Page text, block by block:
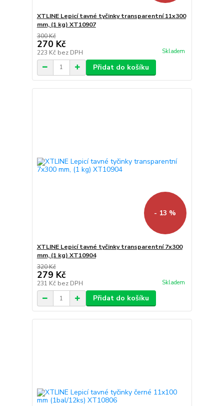
XTLINE Lepicí tavné tyčinky transparentní 11x300
mm, (1 kg) XT10907
300 Kč
270 Kč
223 Kč bez DPH Skladem
Přidat do košíku
- 13 %
XTLINE Lepicí tavné tyčinky transparentní 7x300
mm, (1 kg) XT10904
320 Kč
279 Kč
231 Kč bez DPH Skladem
Přidat do košíku